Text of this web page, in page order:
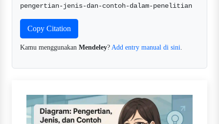
Copy Citation
Kamu menggunakan Mendeley? Add entry manual di sini.